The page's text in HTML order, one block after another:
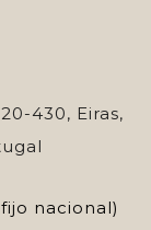
430, Eiras,
nacional)